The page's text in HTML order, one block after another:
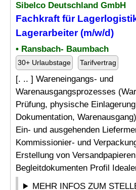
Sibelco Deutschland GmbH
Fachkraft für
Lagerarbeiter (m/w/d)
• Ransbach- Baumbach
30+ Urlaubstage Tarifvertrag
[. .. ] Wareneingangs- und
Warenausgangsprozesses
Prüfung, physische
Dokumentation,
Ein- und ausgehenden
Kommissionier- und
Erstellung von
Begleitdokumenten Profil
MEHR INFOS ZUM